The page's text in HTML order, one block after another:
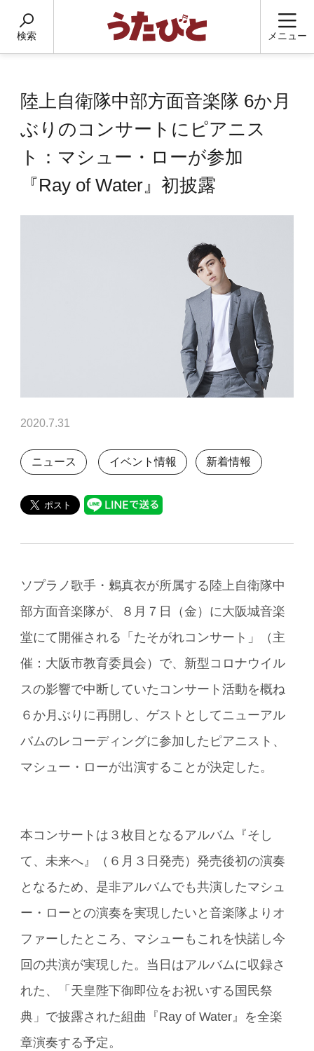
検索 メニュー
陸上自衛隊中部方面音楽隊 6か月
ぶりのコンサートにピアニス
ト：マシュー・ローが参加
『Ray of Water』初披露
2020.7.31
ニュース イベント情報 新着情報
ソプラノ歌手・鶫真衣が所属する陸上自衛隊中
部方面音楽隊が、８月７日（金）に大阪城音楽
堂にて開催される「たそがれコンサート」（主
催：大阪市教育委員会）で、新型コロナウイル
スの影響で中断していたコンサート活動を概ね
６か月ぶりに再開し、ゲストとしてニューアル
バムのレコーディングに参加したピアニスト、
マシュー・ローが出演することが決定した。
本コンサートは３枚目となるアルバム『そし
て、未来へ』（６月３日発売）発売後初の演奏
となるため、是非アルバムでも共演したマシュ
ー・ローとの演奏を実現したいと音楽隊よりオ
ファーしたところ、マシューもこれを快諾し今
回の共演が実現した。当日はアルバムに収録さ
れた、「天皇陛下御即位をお祝いする国民祭
典」で披露された組曲『Ray of Water』を全楽
章演奏する予定。